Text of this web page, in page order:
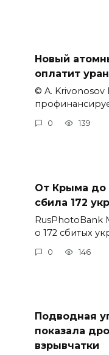
Новый
оплатит
© A.
0 139
От Крыма до
сбила 172
о 172 сбитых
0 146
Подводная
показала
взрывчатки